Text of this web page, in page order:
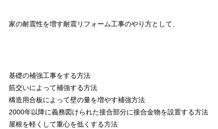
家の耐震性を増す耐震リフォーム工事のやり方として、
基礎の補強工事をする方法
筋交いによって補強する方法
構造用合板によって壁の量を増やす補強方法
2000年以降に義務図けられた接合部分に接合金物を設置する方法
屋根を軽くして重心を低くする方法